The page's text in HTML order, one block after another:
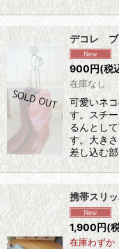
デコレ ブ
900円(税
在庫なし
可愛いネ
す。スチ
るんとし
す。大き
差し込む
携帯スリ
1,900円(
在庫わずか